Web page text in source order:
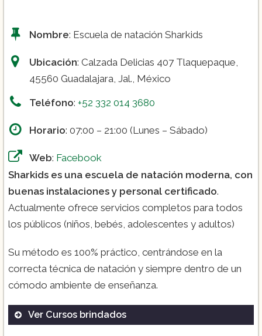
Nombre: Escuela de natación Sharkids
Ubicación: Calzada Delicias 407 Tlaquepaque,
45560 Guadalajara, Jal., México
Teléfono: +52 332 014 3680
Horario: 07:00 – 21:00 (Lunes – Sábado)
Web: Facebook
Sharkids es una escuela de natación moderna, con
buenas instalaciones y personal certificado.
Actualmente ofrece servicios completos para todos
los públicos (niños, bebés, adolescentes y adultos)
Su método es 100% práctico, centrándose en la
correcta técnica de natación y siempre dentro de un
cómodo ambiente de enseñanza.
Ver Cursos brindados